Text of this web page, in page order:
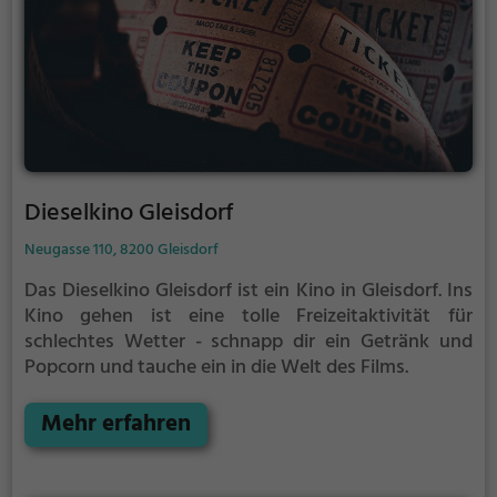
Dieselkino Gleisdorf
Neugasse 110, 8200 Gleisdorf
Das Dieselkino Gleisdorf ist ein Kino in Gleisdorf. Ins
Kino gehen ist eine tolle Freizeitaktivität für
schlechtes Wetter - schnapp dir ein Getränk und
Popcorn und tauche ein in die Welt des Films.
Mehr erfahren